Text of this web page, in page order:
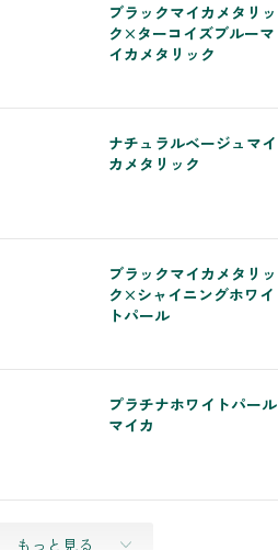
ブラックマイカメタリッ
ク×ターコイズブルーマ
イカメタリック
ナチュラルベージュマイ
カメタリック
ブラックマイカメタリッ
ク×シャイニングホワイ
トパール
プラチナホワイトパール
マイカ
もっと見る